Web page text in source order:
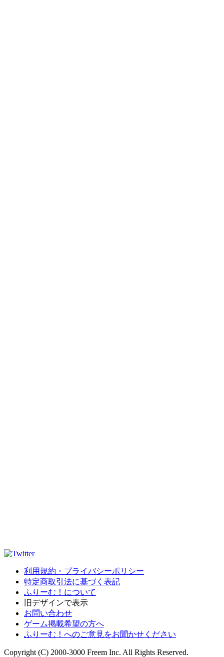
利用規約・プライバシーポリシー
特定商取引法に基づく表記
ふりーむ！について
旧デザインで表示
お問い合わせ
ゲーム掲載希望の方へ
ふりーむ！へのご意見をお聞かせください
Copyright (C) 2000-3000 Freem Inc. All Rights Reserved.